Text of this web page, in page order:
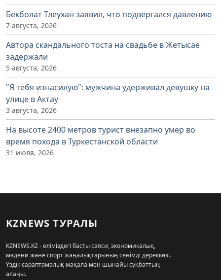
Бекболат Тлеухан заявил, что подвергался давлению
7 августа, 2026
Автора скандального тоста на свадьбе в Жетысае
задержали
5 августа, 2026
"Я тебя изнасилую": мужчина удерживал девушку на
улице в Актау
3 августа, 2026
На высоте 2400 метров турист внезапно умер во
время похода в Туркестанской области
31 июля, 2026
KZNEWS ТУРАЛЫ
KZNEWS.KZ - еліміздегі басты саяси, экономикалық,
мәдени және спорт жаңалықтарының сенімді дереккөзі.
Үздік сараптамалық мақала мен шынайы сұқбаттың
алаңы.